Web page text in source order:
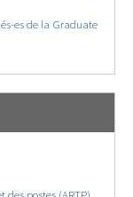
es de la Graduate